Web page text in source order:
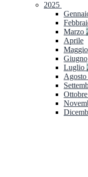
2025
Marzo
Aprile
Maggio
Giugno
Luglio
Agosto
Ottobre